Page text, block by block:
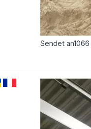
Sendet an1066